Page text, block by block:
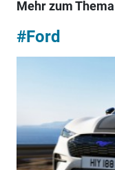
Mehr zum Thema
#Ford